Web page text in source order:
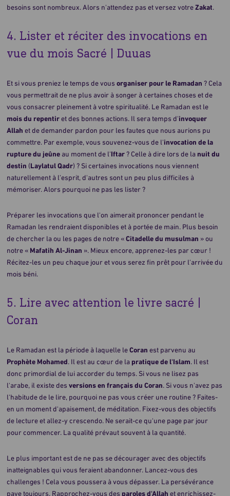
besoins sont nombreux. Alors n'attendez pas et versez votreZakat.
4. Lister et réciter des invocations en
vue du mois Sacré | Duuas
Et si vous preniez le temps de vousorganiser pour le Ramadan ? Cela
vous permettrait de ne plus avoir à songer à certaines choses et de
vous consacrer pleinement à votre spiritualité. Le Ramadan est le
mois du repentiret des bonnes actions. Il sera temps d'invoquer
Allah et de demander pardon pour les fautes que nous aurions pu
commettre. Par exemple, vous souvenez-vous de l'invocation de la
rupture du jeûne au moment de l'Iftar? Celle à dire lors de la nuit du
destin (Laylatul Qadr) ? Si certaines invocations nous viennent
naturellement à l’esprit, d'autres sont un peu plus difficiles à
mémoriser. Alors pourquoi ne pas les lister ?
Préparer les invocations que l'on aimerait prononcer pendant le
Ramadan les rendraient disponibles et à portée de main. Plus besoin
de chercher la ou les pages de notre «Citadelle du musulman » ou
notre « Mafatih Al-Jinan ». Mieux encore, apprenez-les par cœur !
Récitez-les un peu chaque jour et vous serez fin prêt pour l'arrivée du
mois béni.
5. Lire avec attention le livre sacré |
Coran
Le Ramadan est la période à laquelle leCoran est parvenu au
Prophète Mohamed. Il est au cœur de la pratique de l'Islam. Il est
donc primordial de lui accorder du temps. Si vous ne lisez pas
l'arabe, il existe desversions en français du Coran. Si vous n'avez pas
l'habitude de le lire, pourquoi ne pas vous créer une routine ? Faites-
en un moment d'apaisement, de méditation. Fixez-vous des objectifs
de lecture et allez-y crescendo. Ne serait-ce qu'une page par jour
pour commencer. La qualité prévaut souvent à la quantité.
Le plus important est de ne pas se décourager avec des objectifs
inatteignables qui vous feraient abandonner. Lancez-vous des
challenges ! Cela vous poussera à vous dépasser. La persévérance
paye toujours. Rapprochez-vous des paroles d'Allah et enrichissez-